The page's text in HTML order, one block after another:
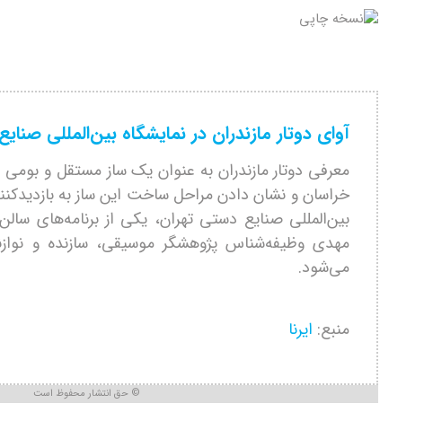
آوای دوتار مازندران در نمایشگاه بین‌المللی
معرفی دوتار مازندران به عنوان یک ساز مستقل و بومی
خراسان و نشان دادن مراحل ساخت این ساز به
بین‌المللی صنایع دستی تهران، یکی از برنامه‌های
مهدی وظیفه‌شناس پژوهشگر موسیقی، سازنده و
می‌شود.
منبع: ایرنا
حق انتشار محفوظ است ©